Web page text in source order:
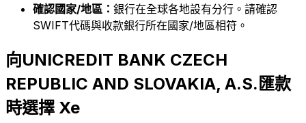
確認國家/地區： 銀行在全球各地設有分行。請確認
SWIFT代碼與收款銀行所在國家/地區相符。
向UNICREDIT BANK CZECH
REPUBLIC AND SLOVAKIA, A.S.匯款
時選擇 Xe